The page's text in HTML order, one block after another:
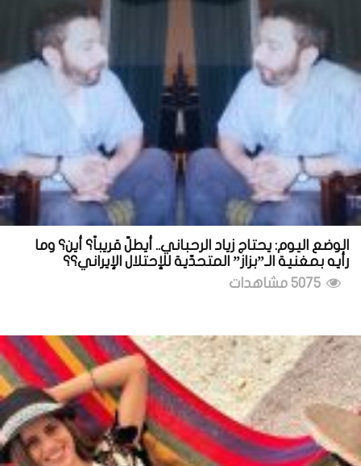
الوضع اليوم: يحتاج زياد الرحباني.. أيطلّ قريباً؟ أين؟ وما
رأيه بمغنية الـ”بزاز” المتحدّية للإحتلال الإيراني؟؟